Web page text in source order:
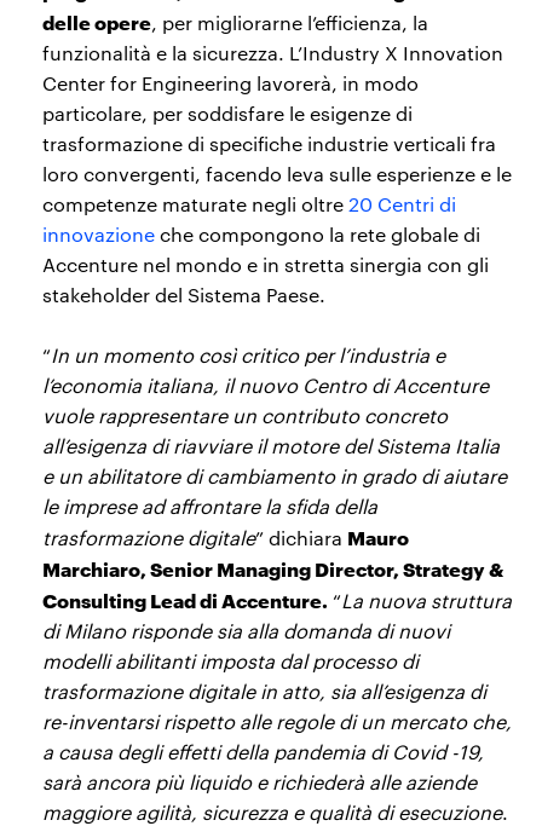
delle opere, per migliorarne l’efficienza, la
funzionalità e la sicurezza. L’Industry X Innovation
Center for Engineering lavorerà, in modo
particolare, per soddisfare le esigenze di
trasformazione di specifiche industrie verticali fra
loro convergenti, facendo leva sulle esperienze e le
competenze maturate negli oltre 20 Centri di
innovazioneche compongono la rete globale di
Accenture nel mondo e in stretta sinergia con gli
stakeholder del Sistema Paese.
“In un momento così critico per l’industria e
l’economia italiana, il nuovo Centro di Accenture
vuole rappresentare un contributo concreto
all’esigenza di riavviare il motore del Sistema Italia
e un abilitatore di cambiamento in grado di aiutare
le imprese ad affrontare la sfida della
trasformazione digitale” dichiara Mauro
Marchiaro, Senior Managing Director, Strategy &
Consulting Lead di Accenture. “La nuova struttura
di Milano risponde sia alla domanda di nuovi
modelli abilitanti imposta dal processo di
trasformazione digitale in atto, sia all’esigenza di
re-inventarsi rispetto alle regole di un mercato che,
a causa degli effetti della pandemia di Covid -19,
sarà ancora più liquido e richiederà alle aziende
maggiore agilità, sicurezza e qualità di esecuzione.